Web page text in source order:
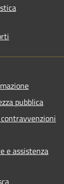
pubblica
e assistenza